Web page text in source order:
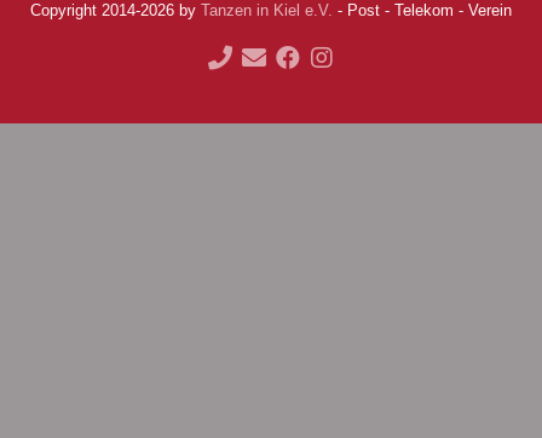
Copyright 2014-2026 by Tanzen in Kiel e.V. - Post - Telekom - Verein